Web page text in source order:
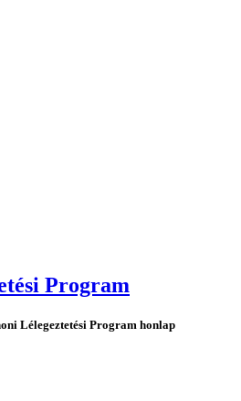
Program
Lélegeztetési Program honlap